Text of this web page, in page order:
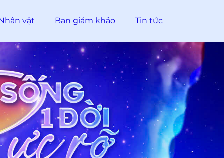
vật Ban giám khảo Tin tức